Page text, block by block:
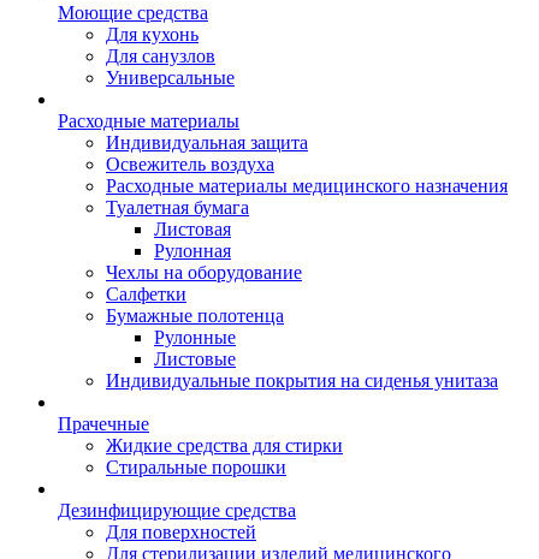
Моющие средства
Для кухонь
Для санузлов
Универсальные
Расходные материалы
Индивидуальная защита
Освежитель воздуха
Расходные материалы медицинского назначения
Туалетная бумага
Листовая
Рулонная
Чехлы на оборудование
Салфетки
Бумажные полотенца
Рулонные
Листовые
Индивидуальные покрытия на сиденья унитаза
Прачечные
Жидкие средства для стирки
Стиральные порошки
Дезинфицирующие средства
Для поверхностей
Для стерилизации изделий медицинского